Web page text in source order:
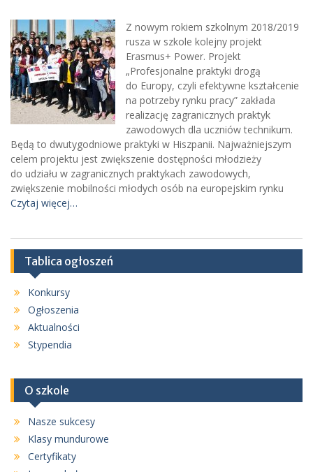
Z nowym rokiem szkolnym 2018/2019
rusza w szkole kolejny projekt
Erasmus+ Power. Projekt
„Profesjonalne praktyki drogą
do Europy, czyli efektywne kształcenie
na potrzeby rynku pracy” zakłada
realizację zagranicznych praktyk
zawodowych dla uczniów technikum.
Będą to dwutygodniowe praktyki w Hiszpanii. Najważniejszym
celem projektu jest zwiększenie dostępności młodzieży
do udziału w zagranicznych praktykach zawodowych,
zwiększenie mobilności młodych osób na europejskim rynku
Czytaj więcej…
Tablica ogłoszeń
Konkursy
Ogłoszenia
Aktualności
Stypendia
O szkole
Nasze sukcesy
Klasy mundurowe
Certyfikaty